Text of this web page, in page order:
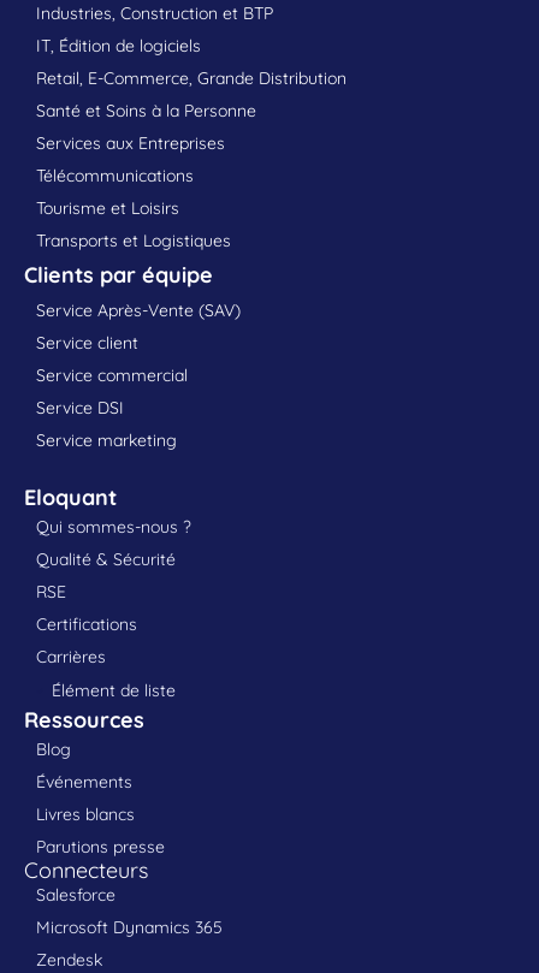
Industries, Construction et BTP
IT, Édition de logiciels
Retail, E-Commerce, Grande Distribution
Santé et Soins à la Personne
Services aux Entreprises
Télécommunications
Tourisme et Loisirs
Transports et Logistiques
Clients par équipe
Service Après-Vente (SAV)
Service client
Service commercial
Service DSI
Service marketing
Eloquant
Qui sommes-nous ?
Qualité & Sécurité
RSE
Certifications
Carrières
Élément de liste
Ressources
Blog
Événements
Livres blancs
Parutions presse
Connecteurs
Salesforce
Microsoft Dynamics 365
Zendesk